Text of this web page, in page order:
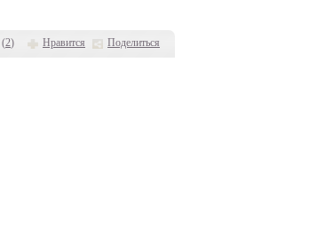
(2) Нравится Поделиться